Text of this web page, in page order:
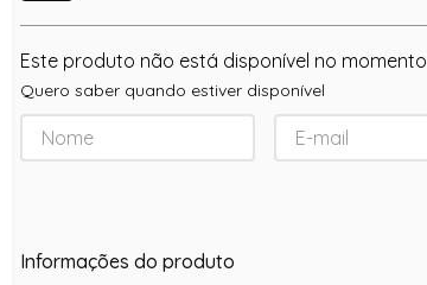
Este produto não está disponível no momento
Quero saber quando estiver disponível
Informações do produto